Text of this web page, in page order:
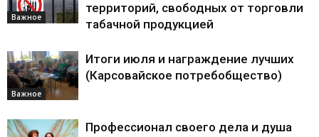
Важное
территорий, свободных от торговли
табачной продукцией
Важное
Итоги июля и награждение лучших
(Карсовайское потребобщество)
Профессионал своего дела и душа